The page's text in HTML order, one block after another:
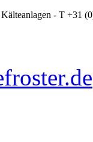
- T +31